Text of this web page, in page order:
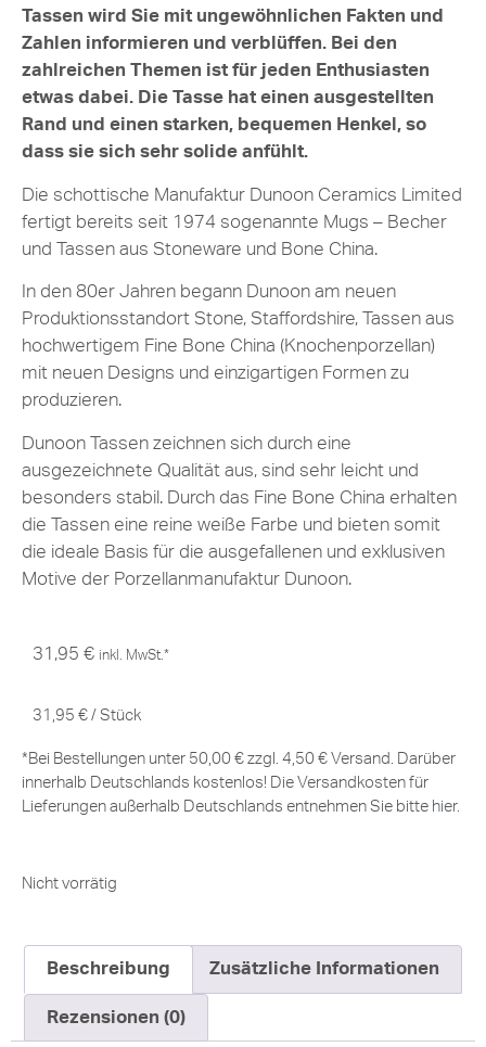
Tassen wird Sie mit ungewöhnlichen Fakten und
Zahlen informieren und verblüffen. Bei den
zahlreichen Themen ist für jeden Enthusiasten
etwas dabei. Die Tasse hat einen ausgestellten
Rand und einen starken, bequemen Henkel, so
dass sie sich sehr solide anfühlt.
Die schottische Manufaktur Dunoon Ceramics Limited
fertigt bereits seit 1974 sogenannte Mugs – Becher
und Tassen aus Stoneware und Bone China.
In den 80er Jahren begann Dunoon am neuen
Produktionsstandort Stone, Staffordshire, Tassen aus
hochwertigem Fine Bone China (Knochenporzellan)
mit neuen Designs und einzigartigen Formen zu
produzieren.
Dunoon Tassen zeichnen sich durch eine
ausgezeichnete Qualität aus, sind sehr leicht und
besonders stabil. Durch das Fine Bone China erhalten
die Tassen eine reine weiße Farbe und bieten somit
die ideale Basis für die ausgefallenen und exklusiven
Motive der Porzellanmanufaktur Dunoon.
31,95 € inkl. MwSt.*
31,95 € / Stück
*Bei Bestellungen unter 50,00 € zzgl. 4,50 € Versand. Darüber
innerhalb Deutschlands kostenlos! Die Versandkosten für
Lieferungen außerhalb Deutschlands entnehmen Sie bitte hier.
Nicht vorrätig
Beschreibung Zusätzliche Informationen
Rezensionen (0)